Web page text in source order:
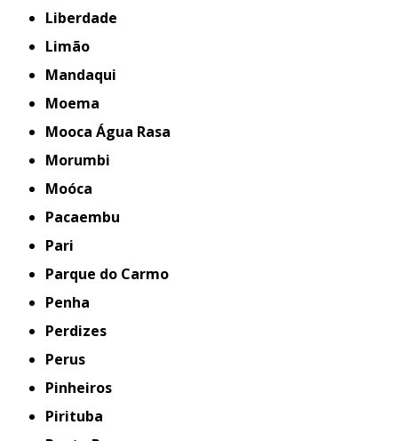
Liberdade
Limão
Mandaqui
Moema
Mooca Água Rasa
Morumbi
Moóca
Pacaembu
Pari
Parque do Carmo
Penha
Perdizes
Perus
Pinheiros
Pirituba